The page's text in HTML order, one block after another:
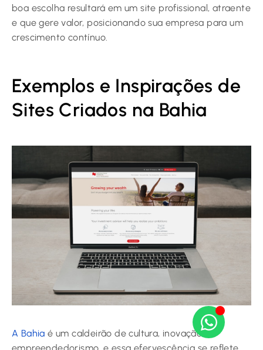
boa escolha resultará em um site profissional, atraente
e que gere valor, posicionando sua empresa para um
crescimento contínuo.
Exemplos e Inspirações de
Sites Criados na Bahia
A Bahia é um caldeirão de cultura, inovação e